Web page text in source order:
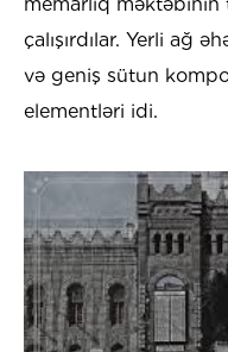
çalışırdılar. Yerli ağ
və geniş sütun
elementləri idi.